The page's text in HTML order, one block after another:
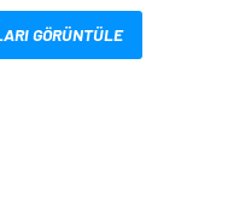
GÖRÜNTÜLE